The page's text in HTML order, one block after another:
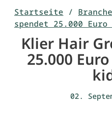
Startseite / Branche
spendet 25.000
Klier Hair
25.000
02.